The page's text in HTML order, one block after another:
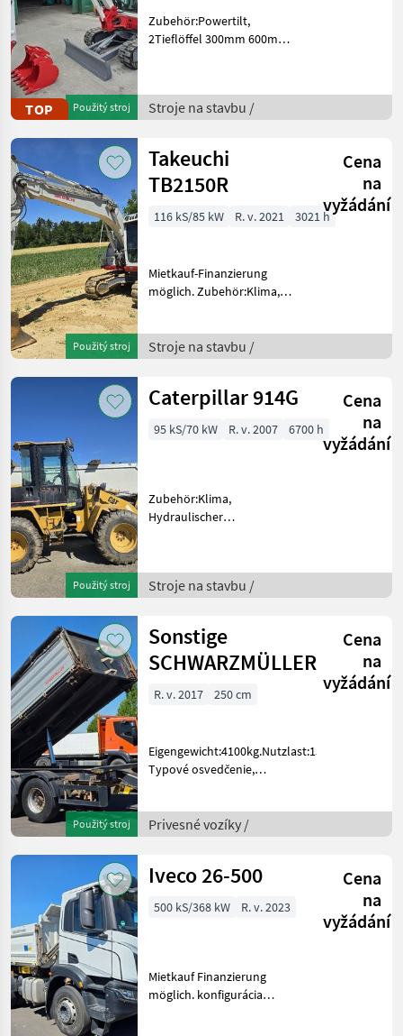
TOP Použitý stroj
Zubehör:Powertilt,
2Tieflöffel 300mm 600mm
mini bager
Stroje na stavbu /
Použitý stroj
Takeuchi
TB2150R
Cena
na
vyžádání
116 kS/85 kW R. v. 2021 3021 h
Mietkauf-Finanzierung
möglich. Zubehör:Klima,
Tieflöffel 600mm 1000mm
1Böschungslöffel 1800mm.
báger
Stroje na stavbu /
Použitý stroj
Caterpillar 914G
Cena
na
vyžádání
95 kS/70 kW R. v. 2007 6700 h
Zubehör:Klima,
Hydraulischer
nakladač
Stroje na stavbu /
Použitý stroj
Sonstige
SCHWARZMÜLLER
Cena
na
vyžádání
R. v. 2017 250 cm
Eigengewicht:4100kg.Nutzlast:13900kg.
Typové osvedčenie,
steny Privesné vozíky
Tandem
Privesné vozíky /
Iveco 26-500
Cena
na
vyžádání
500 kS/368 kW R. v. 2023
Mietkauf Finanzierung
möglich. konfigurácia